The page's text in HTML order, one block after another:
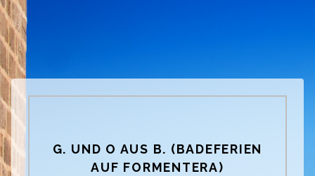
G. UND O AUS B. (BADEFERIEN
AUF FORMENTERA)